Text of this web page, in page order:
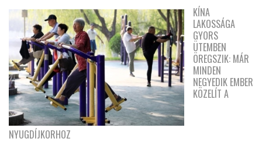
KÍNA
LAKOSSÁGA
GYORS
ÜTEMBEN
ÖREGSZIK: MÁR
MINDEN
NEGYEDIK EMBER
KÖZELÍT A
NYUGDÍJKORHOZ